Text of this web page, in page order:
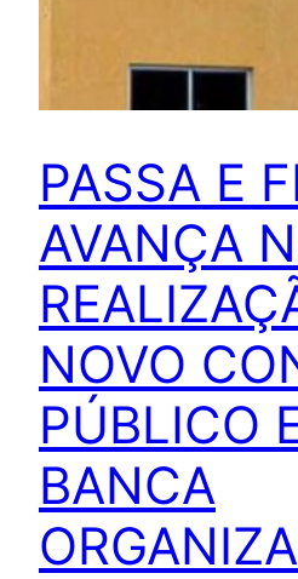
PASSA E
AVANÇA
NOVO
PÚBLICO
BANCA